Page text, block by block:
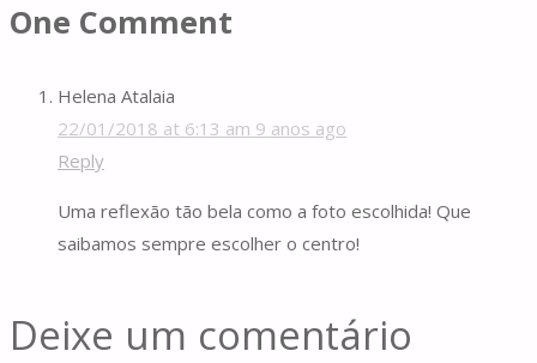
One Comment
Helena Atalaia
22/01/2018 at 6:13 am 9 anos ago
Reply
Uma reflexão tão bela como a foto escolhida! Que
saibamos sempre escolher o centro!
Deixe um comentário